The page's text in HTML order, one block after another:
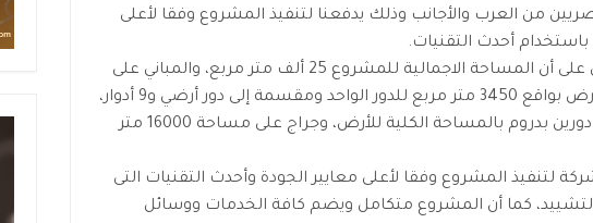
من العرب والأجانب وذلك يدفعنا لتنفيذ المشروع وفقا لأعلى
باستخدام أحدث التقنيات.
وأكد شريف معوض على أن المساحة الاجمالية للمشروع 25 ألف متر مربع، والمباني على
30% من مساحة الأرض بواقع 3450 متر مربع للدور الواحد ومقسمة إلى دور أرضي و9 أدوار،
كما أن المبنى يضم دورين بدروم بالمساحة الكلية للأرض، وجراج على مساحة 16000 متر
لتنفيذ المشروع وفقا لأعلى معايير الجودة وأحدث التقنيات التى
كما أن المشروع متكامل ويضم كافة الخدمات ووسائل